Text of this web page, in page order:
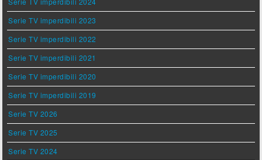
Serie TV imperdibili 2023
Serie TV imperdibili 2022
Serie TV imperdibili 2021
Serie TV imperdibili 2020
Serie TV imperdibili 2019
Serie TV 2026
Serie TV 2025
Serie TV 2024